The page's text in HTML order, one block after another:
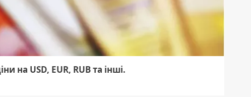
на USD, EUR, RUB та інші.